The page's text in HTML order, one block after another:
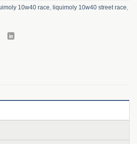
10w40 race, liquimoly 10w40 street race,